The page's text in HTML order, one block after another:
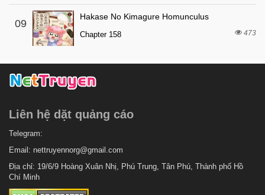
09
Hakase No Kimagure Homunculus
Chapter 158 473
Liên hệ dặt quảng cáo
Telegram:
Email: nettruyennorg@gmail.com
Địa chỉ: 19/6/9 Hoàng Xuân Nhị, Phú Trung, Tân Phú, Thành phố Hồ
Chí Minh